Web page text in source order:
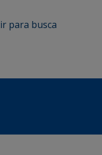
ir para busca